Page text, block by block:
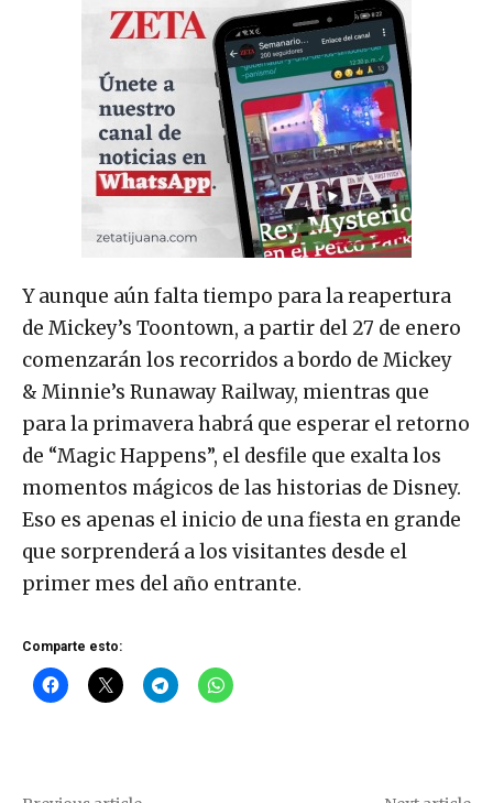
Y aunque aún falta tiempo para la reapertura
de Mickey’s Toontown, a partir del 27 de enero
comenzarán los recorridos a bordo de Mickey
& Minnie’s Runaway Railway, mientras que
para la primavera habrá que esperar el retorno
de “Magic Happens”, el desfile que exalta los
momentos mágicos de las historias de Disney.
Eso es apenas el inicio de una fiesta en grande
que sorprenderá a los visitantes desde el
primer mes del año entrante.
Comparte esto: